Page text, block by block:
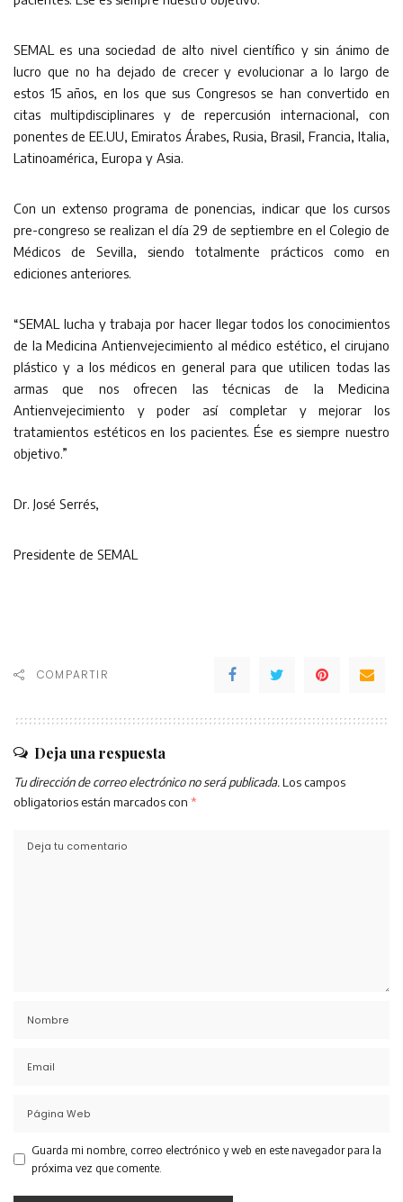
SEMAL es una sociedad de alto nivel científico y sin ánimo de
lucro que no ha dejado de crecer y evolucionar a lo largo de
estos 15 años, en los que sus Congresos se han convertido en
citas multipdisciplinares y de repercusión internacional, con
ponentes de EE.UU, Emiratos Árabes, Rusia, Brasil, Francia, Italia,
Latinoamérica, Europa y Asia.
Con un extenso programa de ponencias, indicar que los cursos
pre-congreso se realizan el día 29 de septiembre en el Colegio de
Médicos de Sevilla, siendo totalmente prácticos como en
ediciones anteriores.
“SEMAL lucha y trabaja por hacer llegar todos los conocimientos
de la Medicina Antienvejecimiento al médico estético, el cirujano
plástico y a los médicos en general para que utilicen todas las
armas que nos ofrecen las técnicas de la Medicina
Antienvejecimiento y poder así completar y mejorar los
tratamientos estéticos en los pacientes. Ése es siempre nuestro
objetivo.”
Dr. José Serrés,
Presidente de SEMAL
COMPARTIR
Deja una respuesta
Tu dirección de correo electrónico no será publicada. Los campos
obligatorios están marcados con *
Guarda mi nombre, correo electrónico y web en este navegador para la
próxima vez que comente.